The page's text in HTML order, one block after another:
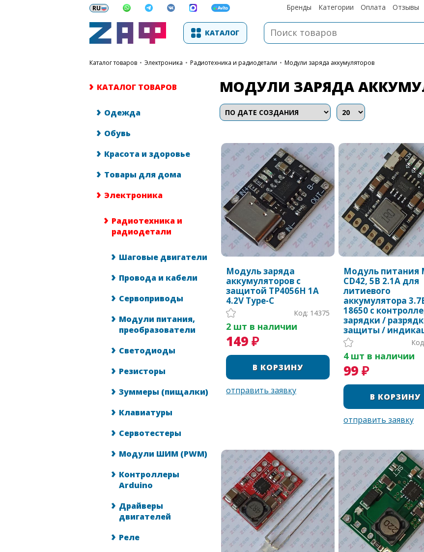
Бренды Категории Оплата Отзывы
КАТАЛОГ
каталог товаров • Электроника • Радиотехника и радиодетали • Модули заряда аккумуляторов
КАТАЛОГ ТОВАРОВ
Одежда
Обувь
Красота и здоровье
Товары для дома
Электроника
Радиотехника и
радиодетали
Шаговые двигатели
Провода и кабели
Сервоприводы
Модули питания,
преобразователи
Светодиоды
Резисторы
Зуммеры (пищалки)
Клавиатуры
Сервотестеры
Модули ШИМ (PWM)
Контроллеры
Arduino
Драйверы
двигателей
Реле
МОДУЛИ ЗАРЯДА
Модуль заряда
аккумуляторов с
защитой TP4056H 1A
4.2V Type-C
Код: 14375
2 шт в наличии
149 ₽
Модуль питания
CD42, 5В 2.1А для
литиевого
аккумулятора
18650 с
зарядки /
защиты /
4 шт в наличии
99 ₽